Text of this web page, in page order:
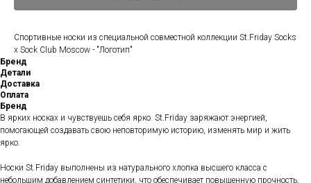
Спортивные носки из специальной совместной коллекции St.Friday Socks
x Sock Club Moscow - "Логотип"
Бренд
Детали
Доставка
Оплата
Бренд
В ярких носках и чувствуешь себя ярко. St.Friday заряжают энергией,
помогающей создавать свою неповторимую историю, изменять мир и жить
ярко.
Носки St.Friday выполнены из натурального хлопка высшего класса с
небольшим добавлением синтетики, что обеспечивает повышенную прочность,